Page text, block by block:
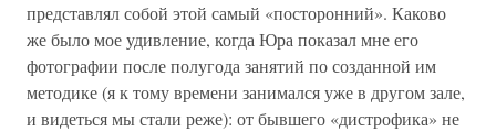
представлял собой этой самый «посторонний». Каково
же было мое удивление, когда Юра показал мне его
фотографии после полугода занятий по созданной им
методике (я к тому времени занимался уже в другом зале,
и видеться мы стали реже): от бывшего «дистрофика» не